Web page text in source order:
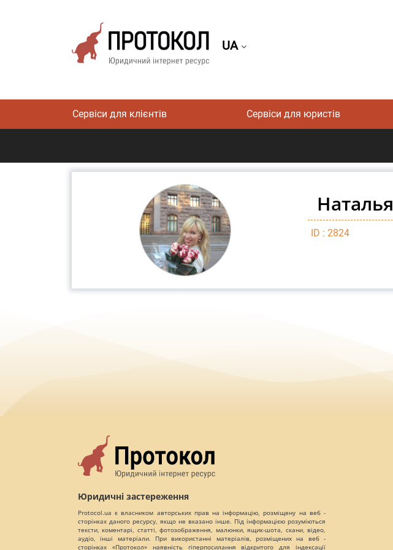
UA
Сервіси для клієнтів Сервіси для юристів
Наталья
ID : 2824
Юридичні застереження
Protocol.ua є власником авторських прав на інформацію, розміщену на веб -
сторінках даного ресурсу, якщо не вказано інше. Під інформацією розуміються
тексти, коментарі, статті, фотозображення, малюнки, ящик-шота, скани, відео,
аудіо, інші матеріали. При використанні матеріалів, розміщених на веб -
сторінках «Протокол» наявність гіперпосилання відкритого для індексації